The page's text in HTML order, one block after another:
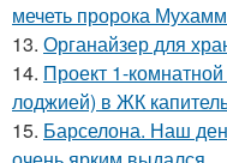
мечеть пророка
13. Органайзер для
14. Проект 1-
лоджией) в ЖК
15. Барселона. Наш